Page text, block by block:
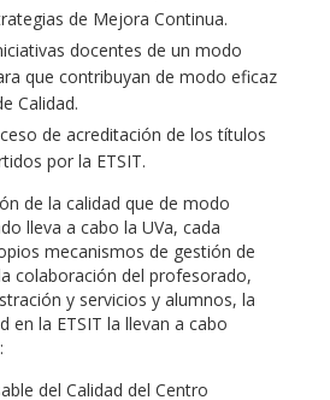
de Mejora Continua.
docentes de un modo
que contribuyan de modo eficaz
Calidad.
de acreditación de los títulos
por la ETSIT.
de la calidad que de modo
lleva a cabo la UVa, cada
mecanismos de gestión de
colaboración del profesorado,
y servicios y alumnos, la
en la ETSIT la llevan a cabo
del Calidad del Centro